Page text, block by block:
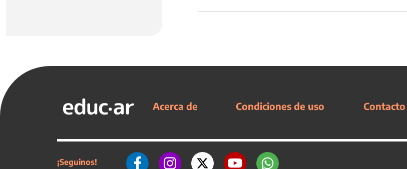
Acerca de Condiciones de uso Contacto
¡Seguinos!